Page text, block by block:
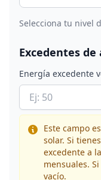
Selecciona tu nivel
Excedentes
Energía excedente
Este campo
solar. Si
excedente a
mensuales.
vacío.